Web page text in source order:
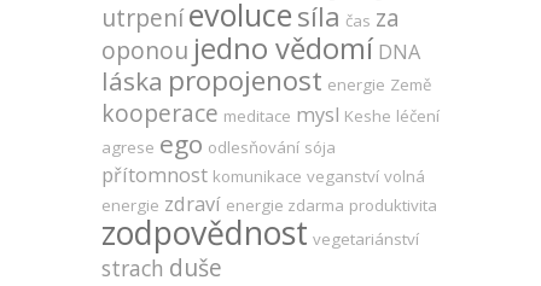
utrpeníevolucesíla čas za
oponou jedno vědomí DNA
láska propojenost energie Země
kooperace meditace mysl Keshe léčení
agrese ego odlesňování sója
přítomnost komunikace veganství volná
energie zdraví energie zdarma produktivita
zodpovědnost vegetariánství
strach duše